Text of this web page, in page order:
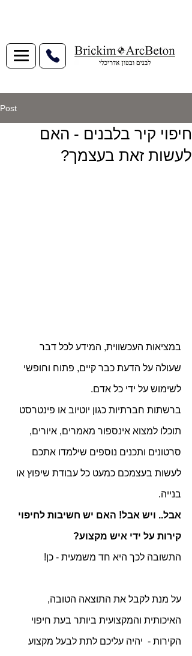
Post
חיפוי קיר בלבנים - האם
לעשות זאת בעצמך?
במציאות העכשווית, המידע לכל דבר
שעולה על הדעת כבר קיים, פתוח וחופשי
לשימוש על ידי כל אדם.
ברשתות חברתיות כגון יוטיוב או פינטרסט
תוכלו למצוא אינספור מאמרים, איורים,
סרטונים ותכנים נוספים שילמדו אתכם
לעשות בעצמכם כמעט כל עבודת שיפוץ או
בנייה.
אבל.. ויש אבל! האם יש חשיבות לחיפוי
קירות על ידי איש מקצוע?
התשובה לכך היא חד משמעית - כן!
על מנת לקבל את התוצאה הטובה,
האיכותית והמקצועית ביותר בעת חיפוי
הקירות -  יהיה עליכם לתת לבעל מקצוע